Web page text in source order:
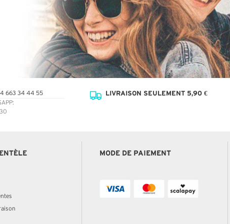
663 34 44 55
LIVRAISON SEULEMENT 5,90 €
MODE DE PAIEMENT